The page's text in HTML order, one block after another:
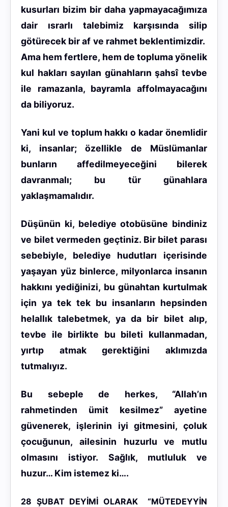
kusurları bizim bir daha yapmayacağımıza
dair ısrarlı talebimiz karşısında silip
götürecek bir af ve rahmet beklentimizdir.
Ama hem fertlere, hem de topluma yönelik
kul hakları sayılan günahların şahsî tevbe
ile ramazanla, bayramla affolmayacağını
da biliyoruz.
Yani kul ve toplum hakkı o kadar önemlidir
ki, insanlar; özellikle de Müslümanlar
bunların affedilmeyeceğini bilerek
davranmalı; bu tür günahlara
yaklaşmamalıdır.
Düşünün ki, belediye otobüsüne bindiniz
ve bilet vermeden geçtiniz. Bir bilet parası
sebebiyle, belediye hudutları içerisinde
yaşayan yüz binlerce, milyonlarca insanın
hakkını yediğinizi, bu günahtan kurtulmak
için ya tek tek bu insanların hepsinden
helallık talebetmek, ya da bir bilet alıp,
tevbe ile birlikte bu bileti kullanmadan,
yırtıp atmak gerektiğini aklımızda
tutmalıyız.
Bu sebeple de herkes, “Allah’ın
rahmetinden ümit kesilmez” ayetine
güvenerek, işlerinin iyi gitmesini, çoluk
çocuğunun, ailesinin huzurlu ve mutlu
olmasını istiyor. Sağlık, mutluluk ve
huzur… Kim istemez ki….
28 ŞUBAT DEYİMİ OLARAK “MÜTEDEYYİN